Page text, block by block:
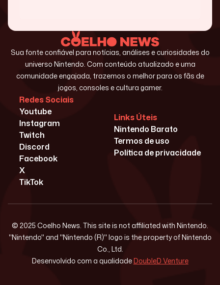
Sua fonte confiável para notícias, análises e curiosidades do
universo Nintendo. Com conteúdo atualizado e uma
comunidade engajada, trazemos o melhor para os fãs de
jogos, consoles e cultura gamer.
Redes Sociais
Youtube
Instagram
Twitch
Discord
Facebook
X
TikTok
Links Úteis
Nintendo Barato
Termos de uso
Política de privacidade
© 2025 Coelho News. This site is not affiliated with Nintendo.
"Nintendo" and "Nintendo (R)" logo is the property of Nintendo
Co., Ltd.
Desenvolvido com a qualidadeDoubleD Venture